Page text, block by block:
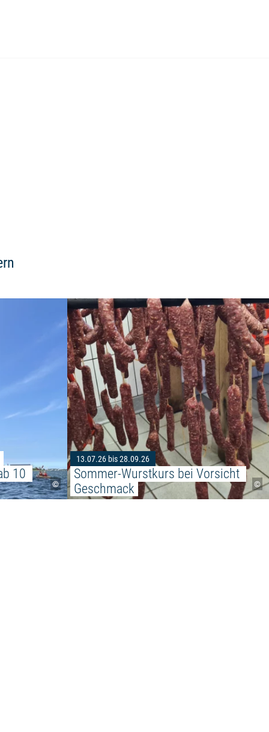
"Alte Buchenwälder""
©
10
Weiterlesen: "IGA Park Tour - geführte
©
13.07.26 bis 28.09.26
Sommer-Wurstkurs bei Vorsicht
Geschmack